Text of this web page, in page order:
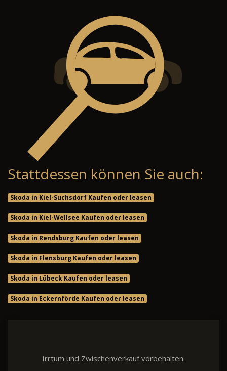
Stattdessen können Sie auch:
Skoda in Kiel-Suchsdorf Kaufen oder leasen
Skoda in Kiel-Wellsee Kaufen oder leasen
Skoda in Rendsburg Kaufen oder leasen
Skoda in Flensburg Kaufen oder leasen
Skoda in Lübeck Kaufen oder leasen
Skoda in Eckernförde Kaufen oder leasen
Irrtum und Zwischenverkauf vorbehalten.